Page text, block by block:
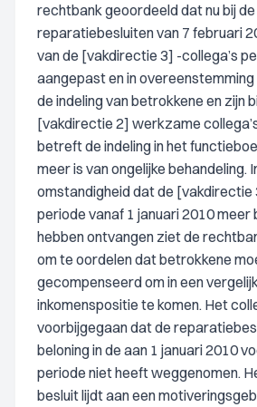
rechtbank geoordeeld dat nu bij de
reparatiebesluiten van 7 februari
van de [vakdirectie 3] -collega’s
aangepast en in
de indeling van betrokkene en zijn
[vakdirectie 2] werkzame
betreft de indeling in het
meer is van ongelijke behandeling.
omstandigheid dat de [vakdirectie
periode vanaf 1 januari 2010 meer
hebben ontvangen ziet de
om te oordelen dat betrokkene
gecompenseerd om in een
inkomenspositie te komen. Het
voorbijgegaan dat de
beloning in de aan 1 januari 2010
periode niet heeft weggenomen.
besluit lijdt aan een